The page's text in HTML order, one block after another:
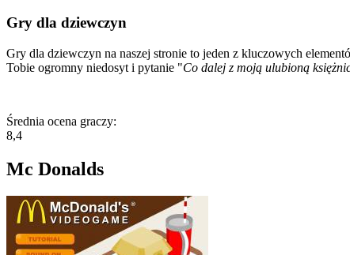
Gry dla dziewczyn
Gry dla dziewczyn na naszej stronie to jeden z kluczowych
Tobie ogromny niedosyt i pytanie "Co dalej z moją ulubioną
Średnia ocena graczy:
8,4
Mc Donalds